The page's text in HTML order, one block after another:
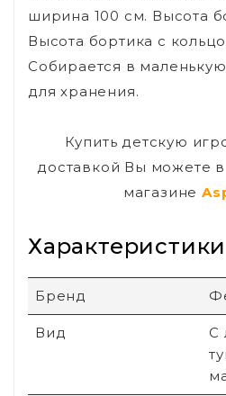
ширина 100 см. Высота
Высота бортика с
Собирается в
для хранения.
Купить детскую
доставкой Вы можете
магазине
Характеристики
Бренд
Вид
С